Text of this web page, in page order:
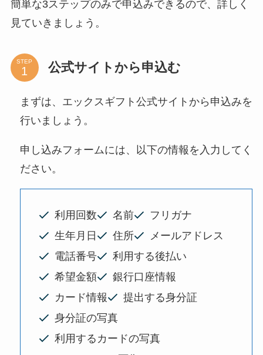
簡単な3ステップのみで申込みできるので、詳しく
見ていきましょう。
STEP 公式サイトから申込む
まずは、エックスギフト公式サイトから申込みを
行いましょう。
申し込みフォームには、以下の情報を入力してく
ださい。
利用回数 名前
フリガナ
生年月日
住所
メールアドレス
電話番号
利用する後払い
希望金額
銀行口座情報
カード情報
提出する身分証
身分証の写真
利用するカードの写真